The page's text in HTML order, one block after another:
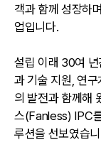
객과 함께 성장하
업입니다.
설립 이래 30여 년
과 기술 지원, 연
의 발전과 함께해
스(Fanless) IPC
루션을 선보였습